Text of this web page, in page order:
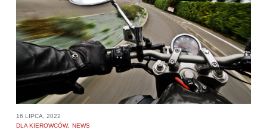
16 LIPCA, 2022
DLA KIEROWCÓW
NEWS